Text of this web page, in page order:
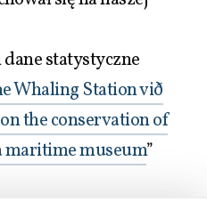
statystyczne
Whaling Station við
the conservation of
maritime museum”